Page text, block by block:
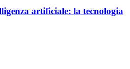
artificiale: la tecnologia